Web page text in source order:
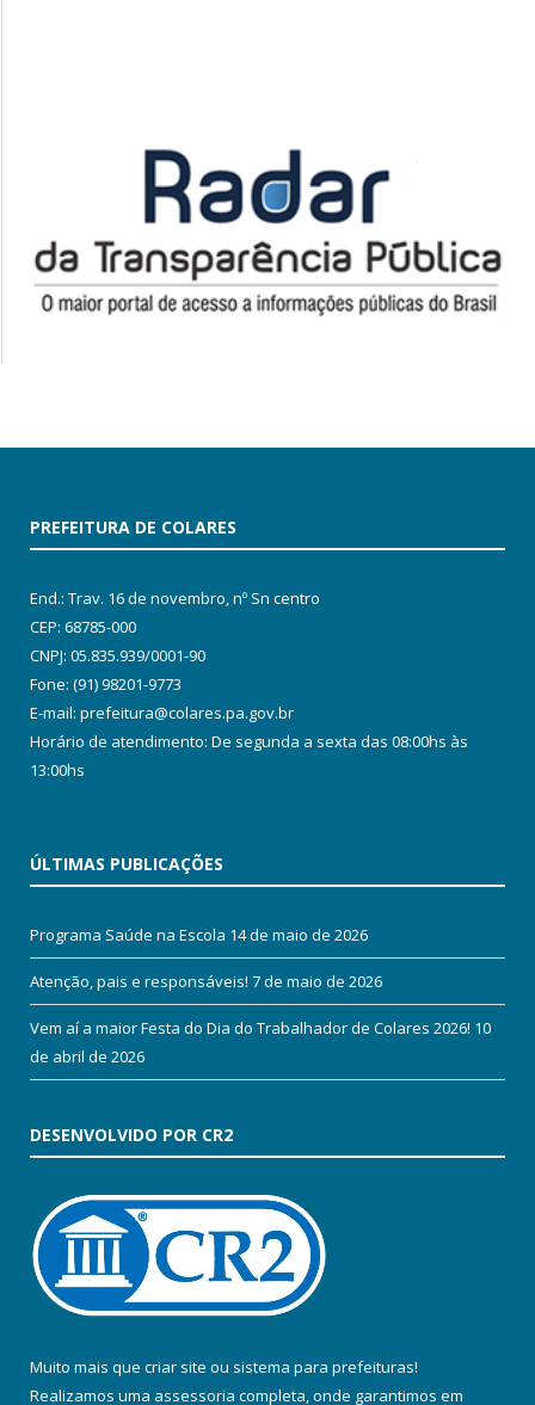
PREFEITURA DE COLARES
End.: Trav. 16 de novembro, nº Sn centro
CEP: 68785-000
CNPJ: 05.835.939/0001-90
Fone: (91) 98201-9773
E-mail: prefeitura@colares.pa.gov.br
Horário de atendimento: De segunda a sexta das 08:00hs às
13:00hs
ÚLTIMAS PUBLICAÇÕES
Programa Saúde na Escola 14 de maio de 2026
Atenção, pais e responsáveis! 7 de maio de 2026
Vem aí a maior Festa do Dia do Trabalhador de Colares 2026! 10
de abril de 2026
DESENVOLVIDO POR CR2
Muito mais que criar site ou sistema para prefeituras!
Realizamos uma assessoria completa, onde garantimos em